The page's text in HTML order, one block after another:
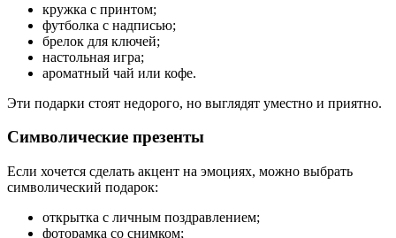
кружка с принтом;
футболка с надписью;
брелок для ключей;
настольная игра;
ароматный чай или кофе.
Эти подарки стоят недорого, но выглядят уместно и приятно.
Символические презенты
Если хочется сделать акцент на эмоциях, можно выбрать
символический подарок:
открытка с личным поздравлением;
фоторамка со снимком;